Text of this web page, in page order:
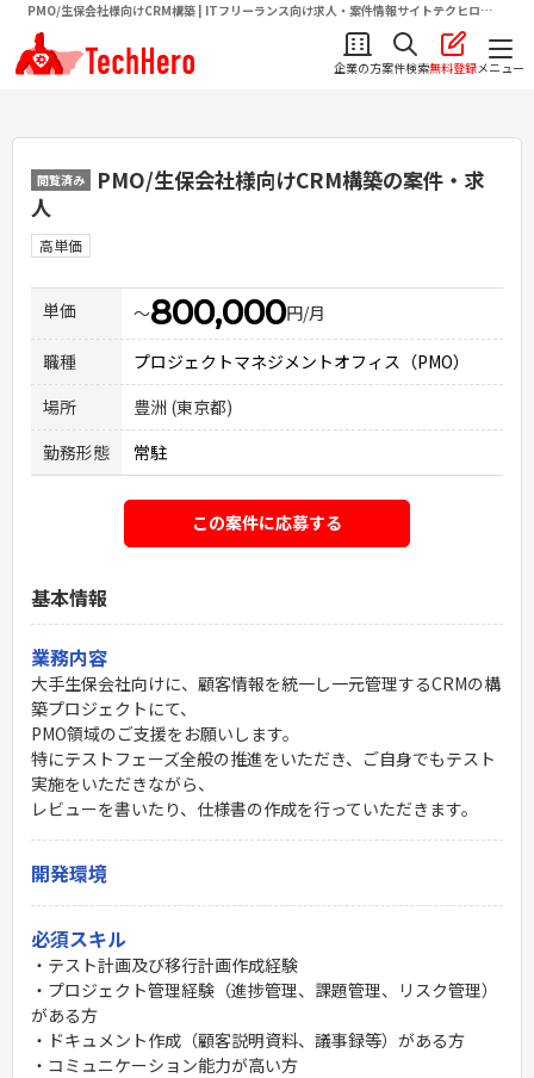
PMO/生保会社様向けCRM構築 | ITフリーランス向け求人・案件情報サイトテクヒロ
（TechHero）
企業の方案件検索無料登録メニュー
閲覧済み PMO/生保会社様向けCRM構築の案件・求
人
高単価
単価 〜800,000円/月
職種
プロジェクトマネジメントオフィス（PMO）
場所
豊洲 (東京都)
勤務形態
常駐
この案件に応募する
基本情報
業務内容
大手生保会社向けに、顧客情報を統一し一元管理するCRMの構
築プロジェクトにて、
PMO領域のご支援をお願いします。
特にテストフェーズ全般の推進をいただき、ご自身でもテスト
実施をいただきながら、
レビューを書いたり、仕様書の作成を行っていただきます。
開発環境
必須スキル
・テスト計画及び移行計画作成経験
・プロジェクト管理経験（進捗管理、課題管理、リスク管理）
がある方
・ドキュメント作成（顧客説明資料、議事録等）がある方
・コミュニケーション能力が高い方